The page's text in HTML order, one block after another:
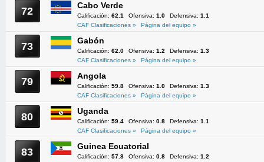
72 Cabo Verde
Calificación: 62.1 Ofensiva: 1.0 Defensiva: 1.1
CAF Clasificaciones »
Página del equipo »
73 Gabón
Calificación: 62.0 Ofensiva: 1.2 Defensiva: 1.3
CAF Clasificaciones »
Página del equipo »
79 Angola
Calificación: 59.8 Ofensiva: 1.0 Defensiva: 1.3
CAF Clasificaciones »
Página del equipo »
80 Uganda
Calificación: 59.4 Ofensiva: 0.8 Defensiva: 1.1
CAF Clasificaciones »
Página del equipo »
83 Guinea Ecuatorial
Calificación: 57.8 Ofensiva: 0.8 Defensiva: 1.2